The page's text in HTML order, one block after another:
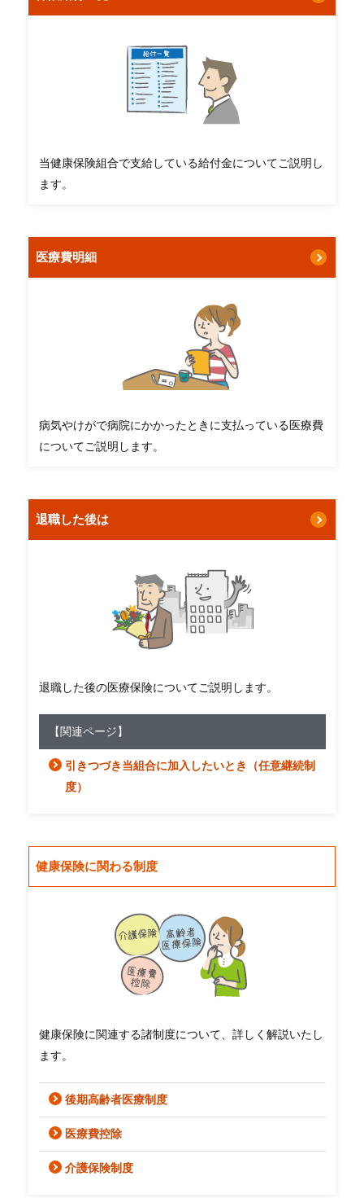
当健康保険組合で支給している給付金についてご説明し
ます。
医療費明細
病気やけがで病院にかかったときに支払っている医療費
についてご説明します。
退職した後は
退職した後の医療保険についてご説明します。
【関連ページ】
引きつづき当組合に加入したいとき（任意継続制
度）
健康保険に関わる制度
健康保険に関連する諸制度について、詳しく解説いたし
ます。
後期高齢者医療制度
医療費控除
介護保険制度